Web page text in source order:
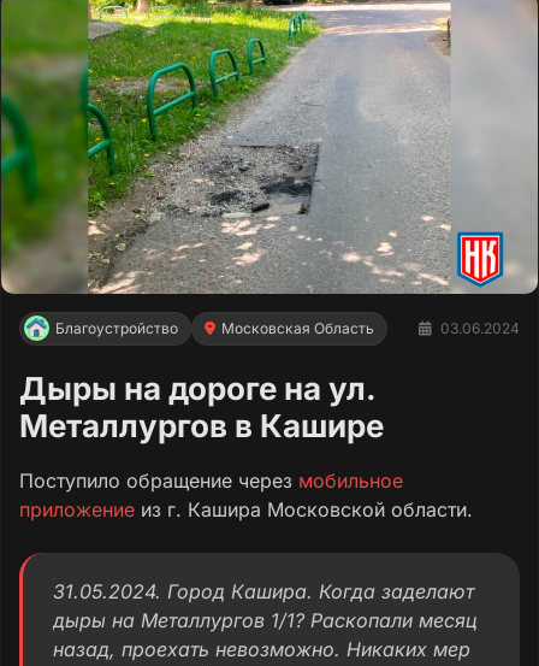
Благоустройство Московская Область 03.06.2024
Дыры на дороге на ул.
Металлургов в Кашире
Поступило обращение через мобильное
приложение из г. Кашира Московской области.
31.05.2024. Город Кашира. Когда заделают
дыры на Металлургов 1/1? Раскопали месяц
назад, проехать невозможно. Никаких мер